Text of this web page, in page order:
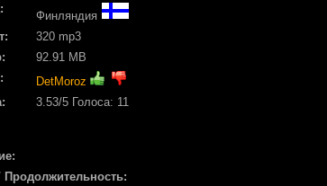
Финляндия
320 mp3
92.91 MB
DetMoroz
3.53/5 Голоса: 11
Продолжительность: